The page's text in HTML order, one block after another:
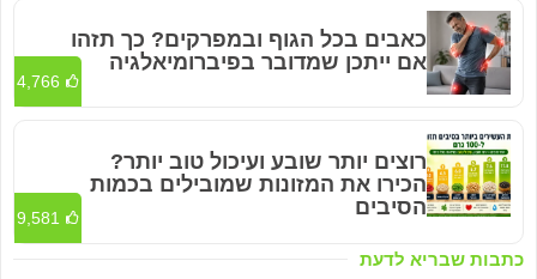
כתבות שבריא לדעת
כאבים בכל הגוף ובמפרקים? כך תזהו
אם ייתכן שמדובר בפיברומיאלגיה
4,766
רוצים יותר שובע ועיכול טוב יותר?
הכירו את המזונות שמובילים בכמות
הסיבים
9,581